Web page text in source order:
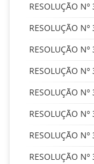
RESOLUÇÃO
RESOLUÇÃO
RESOLUÇÃO
RESOLUÇÃO
RESOLUÇÃO
RESOLUÇÃO
RESOLUÇÃO
RESOLUÇÃO